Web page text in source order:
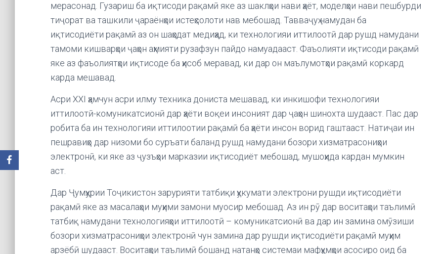
мерасонад. Гузариш ба иқтисоди рақамӣ яке аз шаклҳои нави ҳаёт, моделҳои нави пешбурди
тиҷорат ва ташкили ҷараёнҳои истеҳсолоти нав мебошад. Тавваҷуҳ намудан ба
иқтисодиёти рақамӣ аз он шаҳодат медиҳад, ки технологияи иттилоотӣ дар рушд намудани
тамоми кишварҳои ҷаҳон аҳмияти рузафзун пайдо намуадааст. Фаъолияти иқтисоди рақамӣ
яке аз фаъолиятҳои иқтисоде ба ҳисоб меравад, ки дар он маълумотҳои рақамӣ коркард
карда мешавад.
Асри XXI ҳамчун асри илму техника дониста мешавад, ки инкишофи технологияи
иттилоотӣ-комуникатсионӣ дар ҳаёти воқеи инсоният дар ҷаҳон шинохта шудааст. Пас дар
робита ба ин технологияи иттилоотии рақамӣ ба ҳаёти инсон ворид гаштааст. Натиҷаи ин
пешравиҳо дар низоми бо суръати баланд рушд намудани бозори хизматрасониҳои
электронӣ, ки яке аз ҷузъҳои марказии иқтисодиёт мебошад, мушоҳида кардан мумкин
аст.
Дар Ҷумҳурии Тоҷикистон зарурияти татбиқи ҳукумати электрони рушди иқтисодиёти
рақамӣ яке аз масалаҳои муҳими замони муосир мебошад. Аз ин рӯ дар воситаҳои таълимӣ
татбиқ намудани технологияҳои иттилоотӣ – комуникатсионӣ ва дар ин замина омӯзиши
бозори хизматрасониҳои электронӣ чун замина дар рушди иқтисодиёти рақамӣ муҳим
арзёбӣ шудааст. Воситаҳои таълимӣ бошанд натанҳо системаи мафҳумҳои асосиро оид ба